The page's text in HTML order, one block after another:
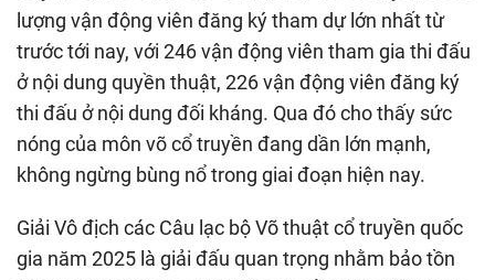
lượng vận động viên đăng ký tham dự lớn nhất từ
trước tới nay, với 246 vận động viên tham gia thi đấu
ở nội dung quyền thuật, 226 vận động viên đăng ký
thi đấu ở nội dung đối kháng. Qua đó cho thấy sức
nóng của môn võ cổ truyền đang dần lớn mạnh,
không ngừng bùng nổ trong giai đoạn hiện nay.
Giải Vô địch các Câu lạc bộ Võ thuật cổ truyền quốc
gia năm 2025 là giải đấu quan trọng nhằm bảo tồn